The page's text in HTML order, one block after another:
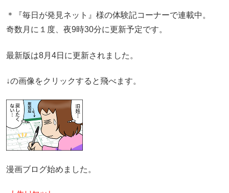
＊『毎日が発見ネット』様の体験記コーナーで連載中。
奇数月に１度、夜9時30分に更新予定です。
最新版は8月4日に更新されました。
↓の画像をクリックすると飛べます。
漫画ブログ始めました。